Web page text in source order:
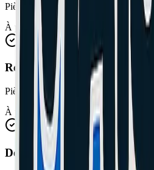
Pièces et main d'œuvre incluses
À partir de 45€
Réparation connecteur de
Pièces et main d'œuvre incluses
À partir de 39€
Désoxydation (dégâts des